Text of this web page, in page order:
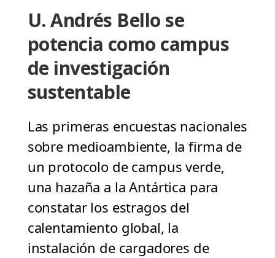
U. Andrés Bello se
potencia como campus
de investigación
sustentable
Las primeras encuestas nacionales
sobre medioambiente, la firma de
un protocolo de campus verde,
una hazaña a la Antártica para
constatar los estragos del
calentamiento global, la
instalación de cargadores de